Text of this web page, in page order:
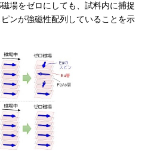
場をゼロにしても、試料内に捕捉
ンが強磁性配列していることを示